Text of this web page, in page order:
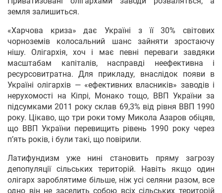
земля залишиться.
«Харчова криза» дає Україні з її 30% світових
чорноземів колосальний шанс зайняти зростаючу
нішу. Олігархія, хоч і має певні переваги завдяки
масштабам капіталів, насправді неефективна і
ресурсовитратна. Для прикладу, внаслідок появи в
Україні олігархів — «ефективних власників» заводів і
нерухомості на Кіпрі, Монако тощо, ВВП України за
підсумками 2011 року склав 69,3% від рівня ВВП 1990
року. Цікаво, що три роки тому Микола Азаров обіцяв,
що ВВП України перевищить рівень 1990 року через
п’ять років, і були такі, що повірили.
Латифундизм уже нині становить пряму загрозу
депопуляції сільських територій. Навіть якщо один
олігарх зароблятиме більше, ніж усі селяни разом, все
одно він не заселить собою всіх сільських територій